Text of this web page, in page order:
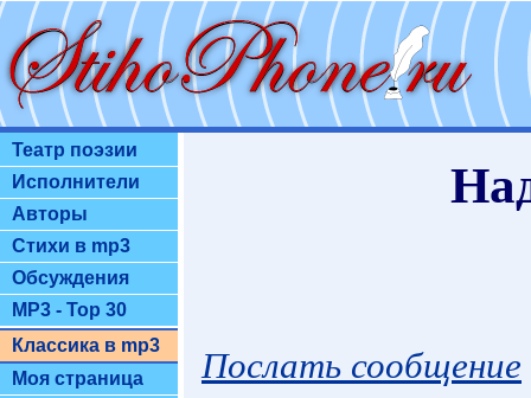
Театр поэзии
Исполнители
Авторы
Стихи в mp3
Обсуждения
MP3 - Top 30
Классика в mp3
Моя страница
Послать сообщение